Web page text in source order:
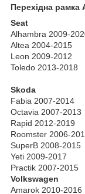
Перехідна рамка
Seat
Alhambra 2009-
Altea 2004-2015
Leon 2009-2012
Toledo 2013-2018
Skoda
Fabia 2007-2014
Octavia 2007-2013
Rapid 2012-2019
Roomster 2006-
SuperB 2008-2015
Yeti 2009-2017
Practik 2007-2015
Volkswagen
Amarok 2010-2016